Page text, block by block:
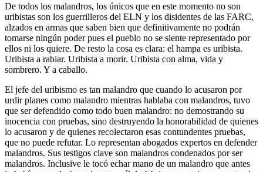
De todos los malandros, los únicos que en este momento no son
uribistas son los guerrilleros del ELN y los disidentes de las FARC,
alzados en armas que saben bien que definitivamente no podrán
tomarse ningún poder pues el pueblo no se siente representado por
ellos ni los quiere. De resto la cosa es clara: el hampa es uribista.
Uribista a rabiar. Uribista a morir. Uribista con alma, vida y
sombrero. Y a caballo.
El jefe del uribismo es tan malandro que cuando lo acusaron por
urdir planes como malandro mientras hablaba con malandros, tuvo
que ser defendido como todo buen malandro: no demostrando su
inocencia con pruebas, sino destruyendo la honorabilidad de quienes
lo acusaron y de quienes recolectaron esas contundentes pruebas,
que no puede refutar. Lo representan abogados expertos en defender
malandros. Sus testigos clave son malandros condenados por ser
malandros. Inclusive le tocó echar mano de un malandro que antes